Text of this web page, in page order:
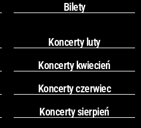
Bilety
Koncerty luty
Koncerty kwiecień
Koncerty czerwiec
Koncerty sierpień